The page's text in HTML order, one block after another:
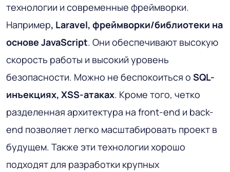
технологии и современные фреймворки.
Например, Laravel, фреймворки/библиотеки на
основе JavaScript. Они обеспечивают высокую
скорость работы и высокий уровень
безопасности. Можно не беспокоиться о SQL-
инъекциях, XSS-атаках. Кроме того, четко
разделенная архитектура на front-end и back-
end позволяет легко масштабировать проект в
будущем. Также эти технологии хорошо
подходят для разработки крупных